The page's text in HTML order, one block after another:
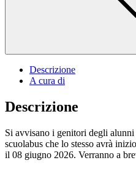
Descrizione
A cura di
Descrizione
Si avvisano i genitori degli
scuolabus che lo stesso avrà
il 08 giugno 2026. Verranno a